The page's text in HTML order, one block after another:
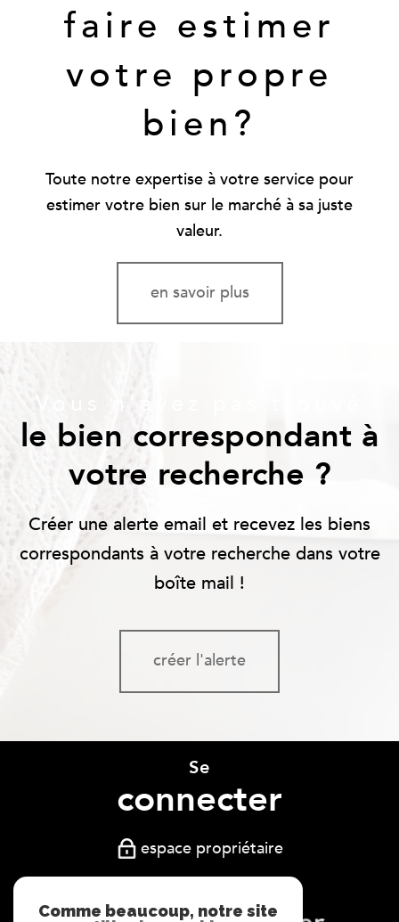
faire estimer
votre propre
bien?
Toute notre expertise à votre service pour
estimer votre bien sur le marché à sa juste
valeur.
en savoir plus
Vous n'avez pas trouvé
le bien correspondant à
votre recherche ?
Créer une alerte email et recevez les biens
correspondants à votre recherche dans votre
boîte mail !
créer l'alerte
Se
connecter
espace propriétaire
Comme beaucoup, notre site